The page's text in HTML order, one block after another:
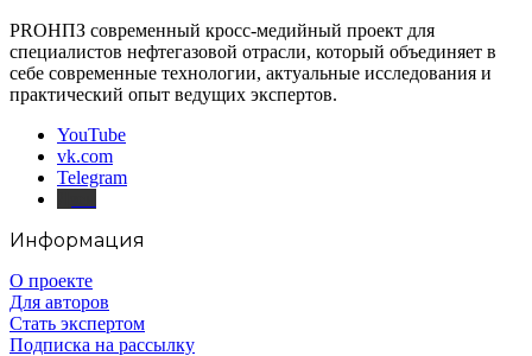
PROНПЗ современный кросс-медийный проект для
специалистов нефтегазовой отрасли, который объединяет в
себе современные технологии, актуальные исследования и
практический опыт ведущих экспертов.
YouTube
vk.com
Telegram
Информация
О проекте
Для авторов
Стать экспертом
Подписка на рассылку